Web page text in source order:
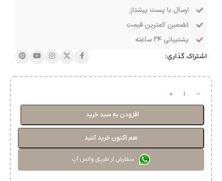
ارسال با پست پیشتاز
تضمین کمترین قیمت
پشتیبانی ۲۴ ساعته
اشتراک گذاری:
افزودن به سبد خرید
هم اکنون خرید کنید
سفارش از طریق واتس آپ